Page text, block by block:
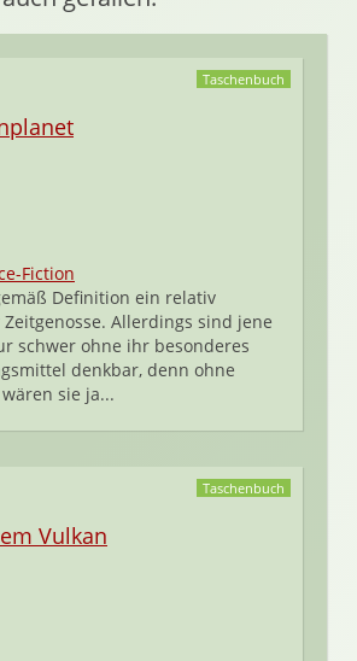
Taschenbuch
Fiction
Definition ein relativ
Allerdings sind jene
schwer ohne ihr besonderes
denkbar, denn ohne
sie ja...
Taschenbuch
Vulkan